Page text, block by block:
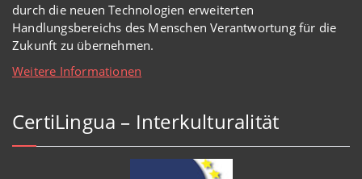
durch die neuen Technologien erweiterten
Handlungsbereichs des Menschen Verantwortung für die
Zukunft zu übernehmen.
Weitere Informationen
CertiLingua – Interkulturalität